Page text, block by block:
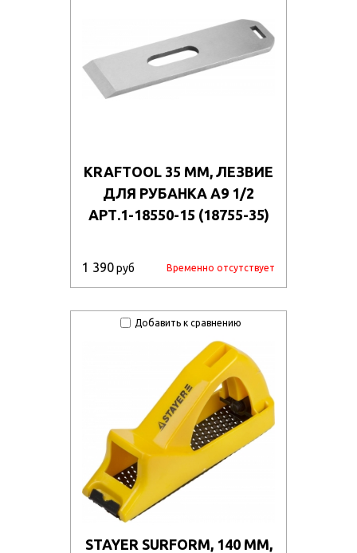
KRAFTOOL 35 ММ, ЛЕЗВИЕ
ДЛЯ РУБАНКА A9 1/2
АРТ.1-18550-15 (18755-35)
1 390руб Временно отсутствует
Добавить к сравнению
STAYER SURFORM, 140 ММ,